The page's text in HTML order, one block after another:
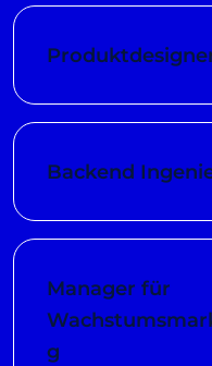
Backend
Manager für
g